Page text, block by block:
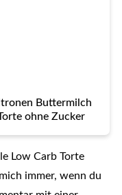
Buttermilch
ohne Zucker
Low Carb Torte
immer, wenn du